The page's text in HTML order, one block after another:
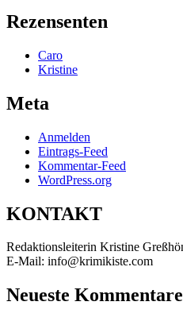
Rezensenten
Caro
Kristine
Meta
Anmelden
Eintrags-Feed
Kommentar-Feed
WordPress.org
KONTAKT
Redaktionsleiterin Kristine
E-Mail: info@krimikiste.com
Neueste Kommentare